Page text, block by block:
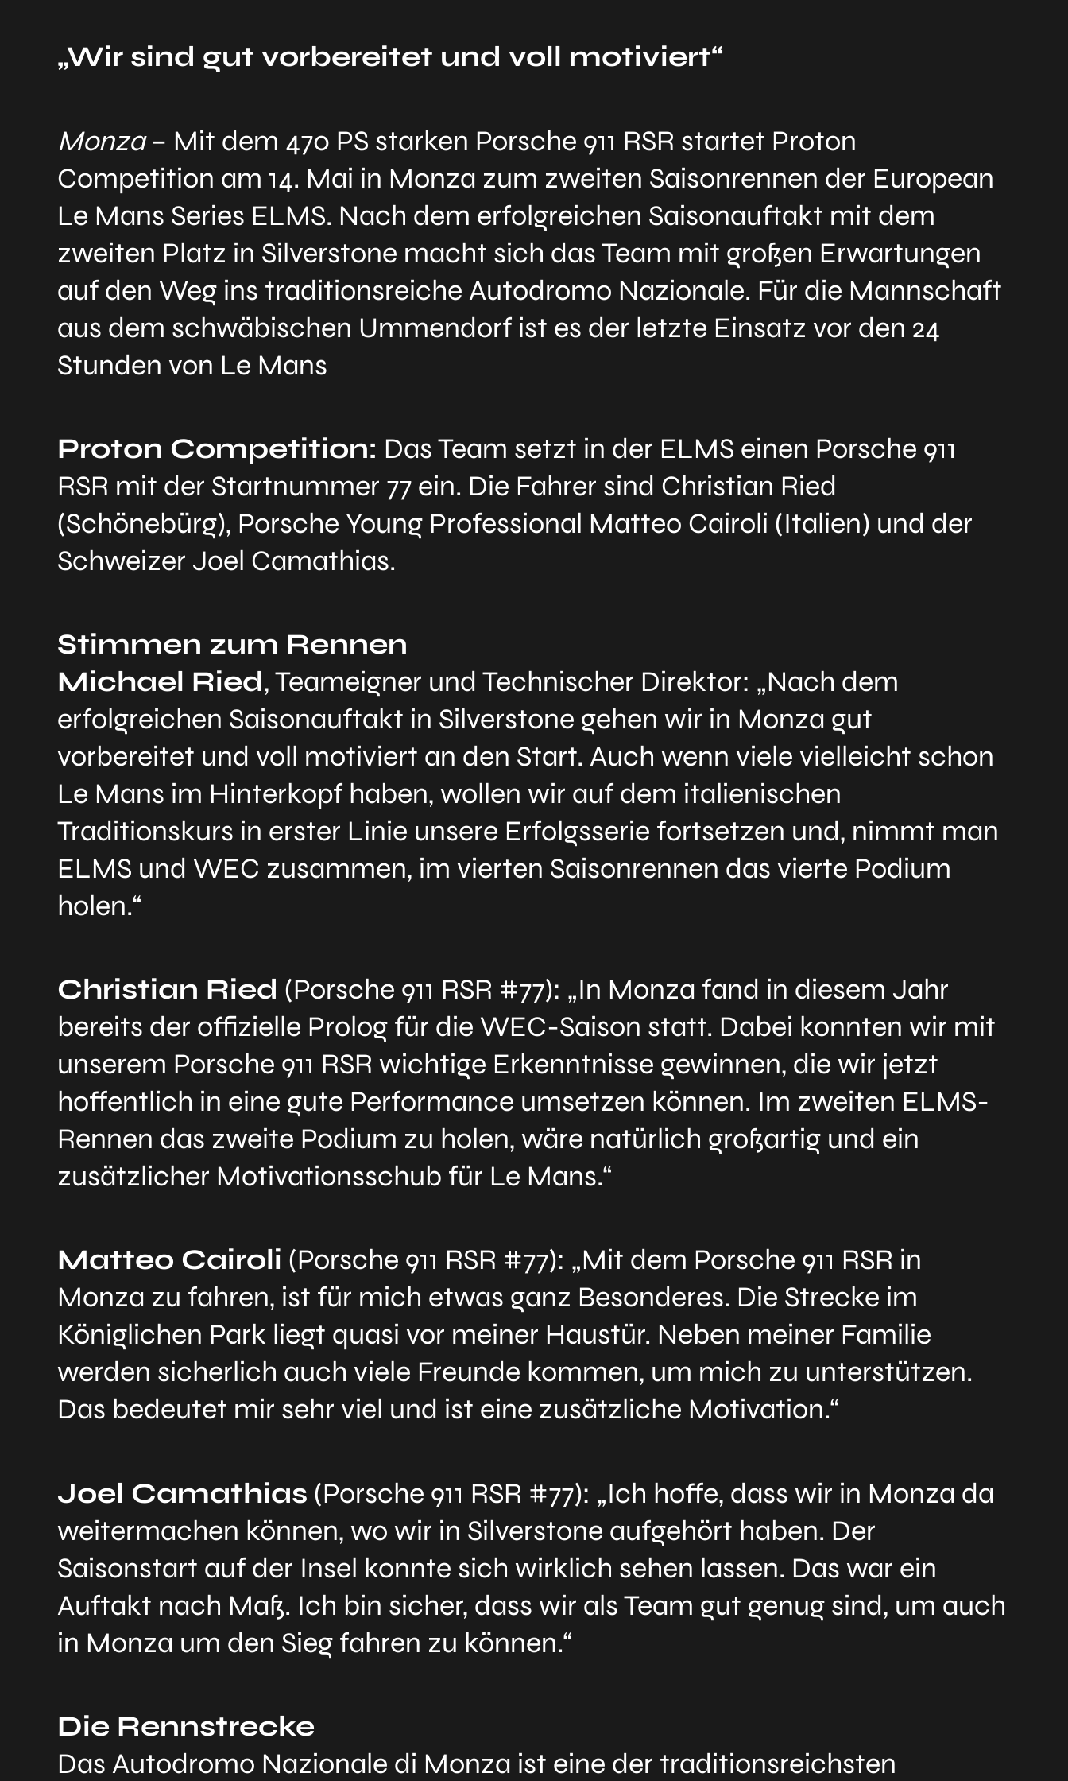
„Wir sind gut vorbereitet und voll motiviert“
Monza– Mit dem 470 PS starken Porsche 911 RSR startet Proton
Competition am 14. Mai in Monza zum zweiten Saisonrennen der European
Le Mans Series ELMS. Nach dem erfolgreichen Saisonauftakt mit dem
zweiten Platz in Silverstone macht sich das Team mit großen Erwartungen
auf den Weg ins traditionsreiche Autodromo Nazionale. Für die Mannschaft
aus dem schwäbischen Ummendorf ist es der letzte Einsatz vor den 24
Stunden von Le Mans
Proton Competition: Das Team setzt in der ELMS einen Porsche 911
RSR mit der Startnummer 77 ein. Die Fahrer sind Christian Ried
(Schönebürg), Porsche Young Professional Matteo Cairoli (Italien) und der
Schweizer Joel Camathias.
Stimmen zum Rennen
Michael Ried, Teameigner und Technischer Direktor: „Nach dem
erfolgreichen Saisonauftakt in Silverstone gehen wir in Monza gut
vorbereitet und voll motiviert an den Start. Auch wenn viele vielleicht schon
Le Mans im Hinterkopf haben, wollen wir auf dem italienischen
Traditionskurs in erster Linie unsere Erfolgsserie fortsetzen und, nimmt man
ELMS und WEC zusammen, im vierten Saisonrennen das vierte Podium
holen.“
Christian Ried (Porsche 911 RSR #77): „In Monza fand in diesem Jahr
bereits der offizielle Prolog für die WEC-Saison statt. Dabei konnten wir mit
unserem Porsche 911 RSR wichtige Erkenntnisse gewinnen, die wir jetzt
hoffentlich in eine gute Performance umsetzen können. Im zweiten ELMS-
Rennen das zweite Podium zu holen, wäre natürlich großartig und ein
zusätzlicher Motivationsschub für Le Mans.“
Matteo Cairoli (Porsche 911 RSR #77): „Mit dem Porsche 911 RSR in
Monza zu fahren, ist für mich etwas ganz Besonderes. Die Strecke im
Königlichen Park liegt quasi vor meiner Haustür. Neben meiner Familie
werden sicherlich auch viele Freunde kommen, um mich zu unterstützen.
Das bedeutet mir sehr viel und ist eine zusätzliche Motivation.“
Joel Camathias (Porsche 911 RSR #77): „Ich hoffe, dass wir in Monza da
weitermachen können, wo wir in Silverstone aufgehört haben. Der
Saisonstart auf der Insel konnte sich wirklich sehen lassen. Das war ein
Auftakt nach Maß. Ich bin sicher, dass wir als Team gut genug sind, um auch
in Monza um den Sieg fahren zu können.“
Die Rennstrecke
Das Autodromo Nazionale di Monza ist eine der traditionsreichsten